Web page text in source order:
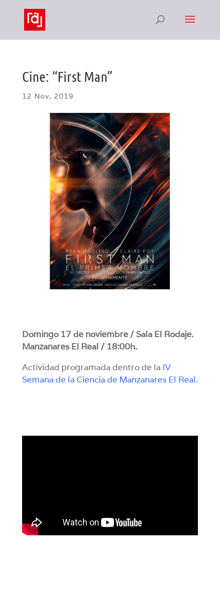
Cine: “First Man”
12 Nov, 2019
Domingo 17 de noviembre / Sala El Rodaje.
Manzanares El Real / 18:00h.
Actividad programada dentro de laIV
Semana de la Ciencia de Manzanares El Real.